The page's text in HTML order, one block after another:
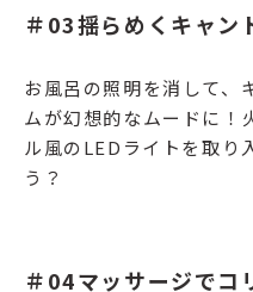
＃03揺らめくキャン
お風呂の照明を消して、
ムが幻想的なムードに！
ル風のLEDライトを取り
う？
＃04マッサージでコ